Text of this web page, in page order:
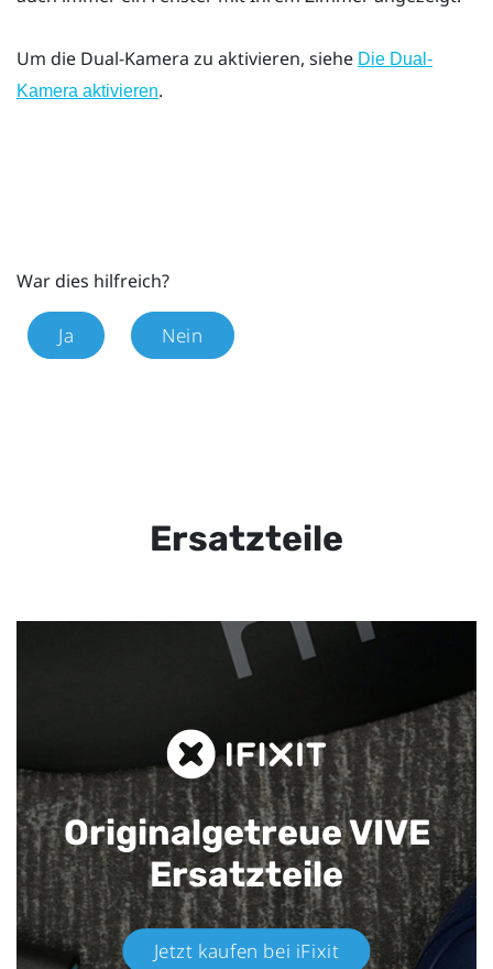
Um die Dual-Kamera zu aktivieren, siehe Die Dual-
Kamera aktivieren.
War dies hilfreich?
Ja Nein
Ersatzteile
Originalgetreue VIVE
Ersatzteile
Jetzt kaufen bei iFixit​